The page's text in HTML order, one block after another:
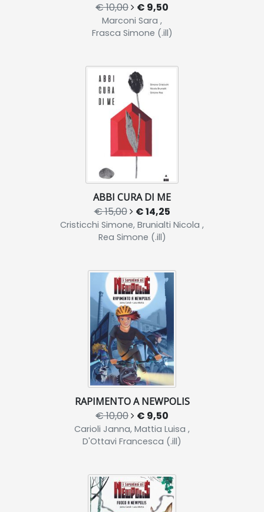
€ 10,00 € 9,50
Marconi Sara ,
Frasca Simone (.ill)
ABBI CURA DI ME
€ 15,00 € 14,25
Cristicchi Simone, Brunialti Nicola ,
Rea Simone (.ill)
RAPIMENTO A NEWPOLIS
€ 10,00 € 9,50
Carioli Janna, Mattia Luisa ,
D'Ottavi Francesca (.ill)